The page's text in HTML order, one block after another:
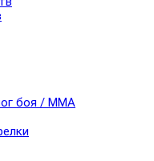
боя / ММА